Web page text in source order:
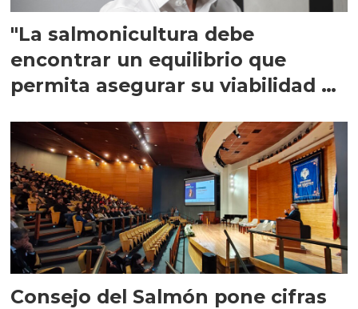
"La salmonicultura debe
encontrar un equilibrio que
permita asegurar su viabilidad de
Consejo del Salmón pone cifras